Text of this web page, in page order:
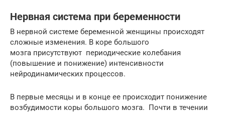
Нервная система при беременности
В нервной системе беременной женщины происходят
сложные изменения. В коре большого
мозга присутствуют периодические колебания
(повышение и понижение) ин­тенсивности
нейродинамических процессов.
В первые месяцы и в конце ее происходит понижение
возбу­димости коры большого мозга. Почти в течении